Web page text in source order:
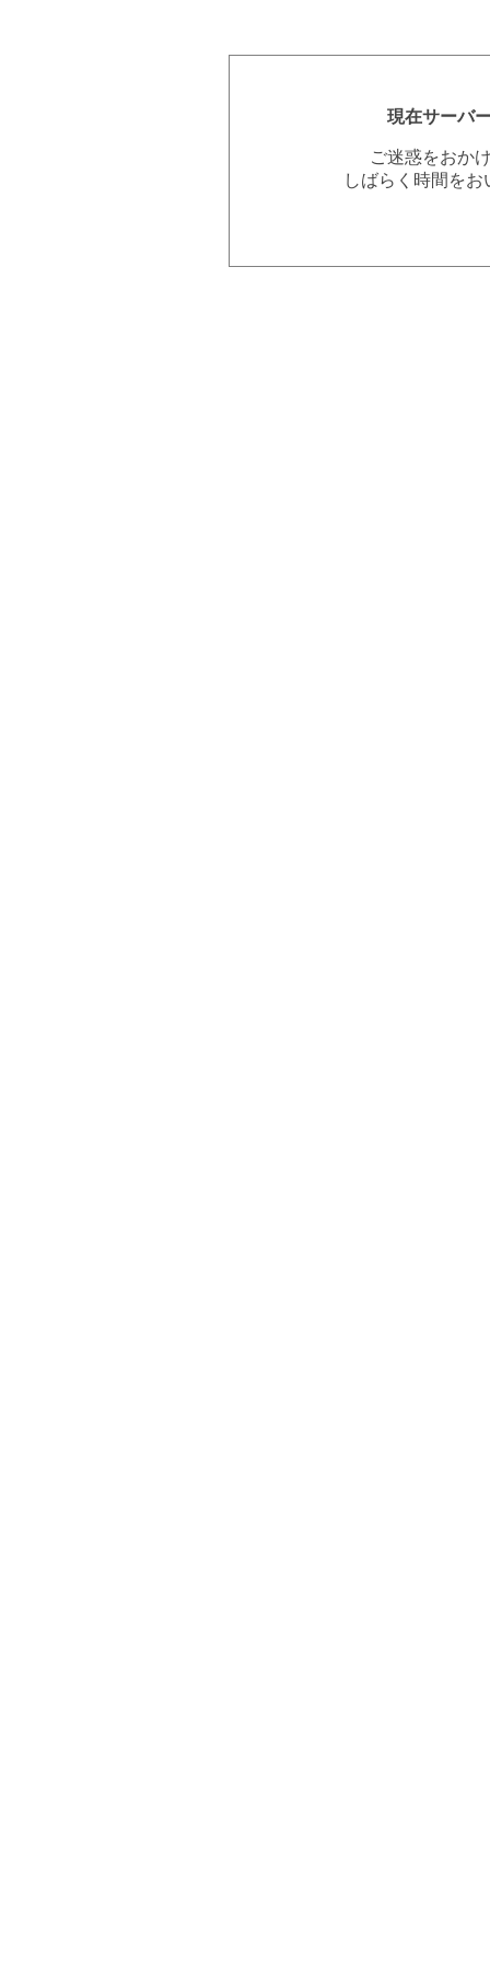
現在サーバ
ご迷惑をおか
しばらく時間を